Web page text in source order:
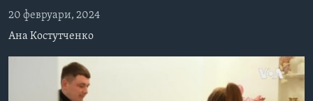
навигација
Пребарувај
ПОЛИТИКА
ЗДРАВЈЕ
УМЕТНОСТ И ЗАБАВА
ВЕСТИ ОД САД ВО МИНУТА - АРХИВА
ИЗБОРИ ВО САД 2020 - АРХИВА
Learning English
20 февруари, 2024
Ана Костутченко